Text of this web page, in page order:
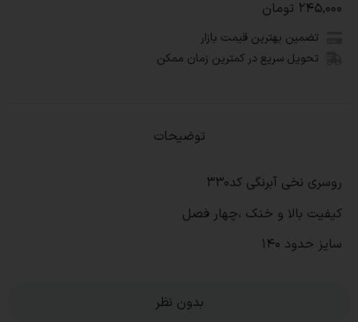
۲۴۵,۰۰۰ تومان
تضمین بهترین قیمت بازار
تحویل سریع در کمترین زمان ممکن
توضیحات
بدون نظر
روسری نخی آبرنگی کد330
کیفیت بالا و خنک ،چهار فصل
سایز حدود 140